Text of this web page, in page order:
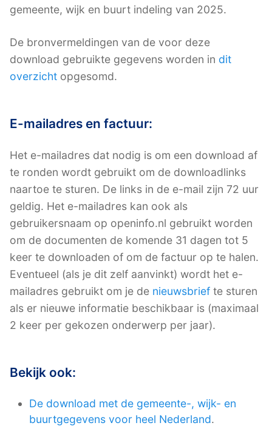
gemeente, wijk en buurt indeling van 2025.
De bronvermeldingen van de voor deze
download gebruikte gegevens worden in dit
overzicht opgesomd.
E-mailadres en factuur:
Het e-mailadres dat nodig is om een download af
te ronden wordt gebruikt om de downloadlinks
naartoe te sturen. De links in de e-mail zijn 72 uur
geldig. Het e-mailadres kan ook als
gebruikersnaam op openinfo.nl gebruikt worden
om de documenten de komende 31 dagen tot 5
keer te downloaden of om de factuur op te halen.
Eventueel (als je dit zelf aanvinkt) wordt het e-
mailadres gebruikt om je de nieuwsbrief te sturen
als er nieuwe informatie beschikbaar is (maximaal
2 keer per gekozen onderwerp per jaar).
Bekijk ook:
De download met de gemeente-, wijk- en
buurtgegevens voor heel Nederland.